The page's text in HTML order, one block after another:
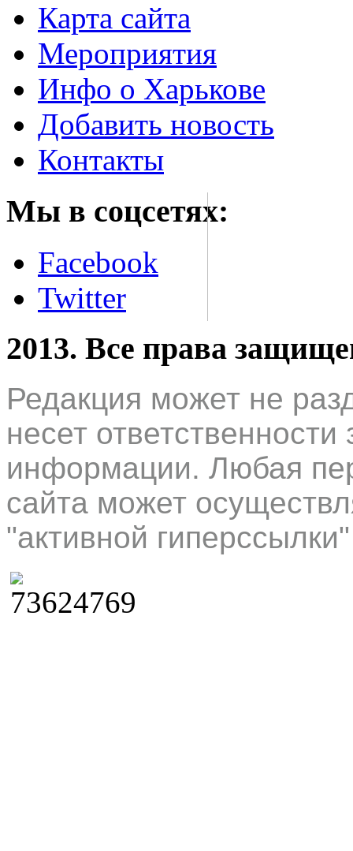
Карта сайта
Мероприятия
Инфо о Харькове
Добавить новость
Контакты
Мы в соцсетях:
Facebook
Twitter
2013. Все права
Редакция может не
несет
информации. Любая
сайта может
"активной